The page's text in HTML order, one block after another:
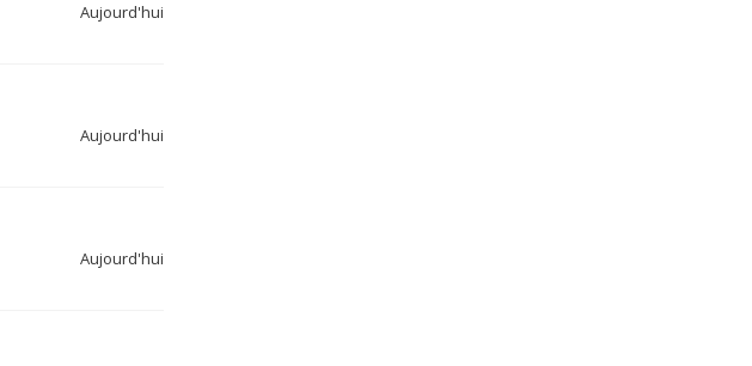
Aujourd'hui
Aujourd'hui
Aujourd'hui